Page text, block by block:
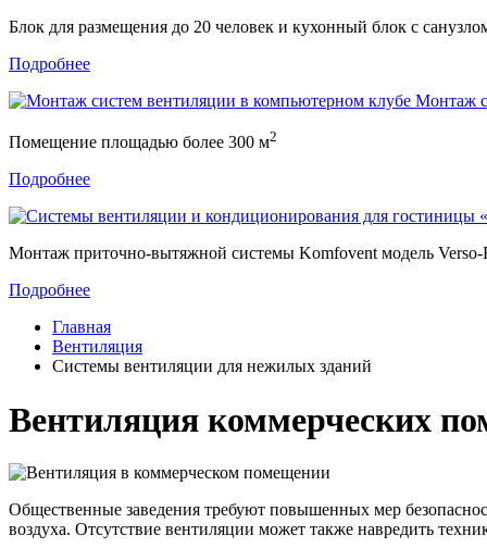
Блок для размещения до 20 человек и кухонный блок с
Подробнее
Монтаж
Помещение площадью более 300 м2
Подробнее
Монтаж приточно-вытяжной системы Komfovent модель
Подробнее
Главная
Вентиляция
Системы вентиляции для нежилых зданий
Вентиляция коммерческих
Общественные заведения требуют повышенных мер
воздуха. Отсутствие вентиляции может также навредить